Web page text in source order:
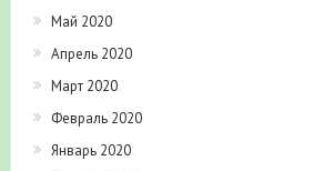
Май 2020
Апрель 2020
Март 2020
Февраль 2020
Январь 2020